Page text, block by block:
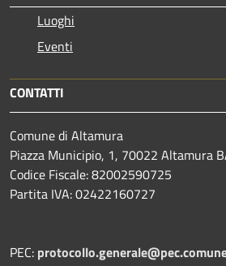
Luoghi
Eventi
CONTATTI
Comune di Altamura
Piazza Municipio, 1, 70022 Altamura
Codice Fiscale: 82002590725
Partita IVA: 02422160727
PEC: